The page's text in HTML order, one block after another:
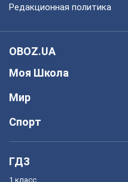
Редакционная политика
OBOZ.UA
Моя Школа
Мир
Спорт
ГДЗ
1 класс